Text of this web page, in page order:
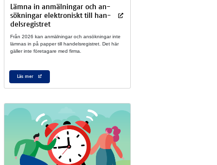
Läm­na in an­mäl­nin­gar och an­
sök­nin­gar elekt­ro­niskt till han­
dels­re­gi­stret
Från 2026 kan an­mäl­nin­gar och an­sök­nin­gar inte
läm­nas in på pap­per till han­dels­re­gi­stret. Det här
gäl­ler inte fö­re­ta­ga­re med fir­ma.
Läs mer